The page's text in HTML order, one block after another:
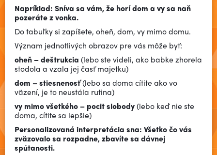
Napríklad: Sníva sa vám, že horí dom a vy sa naň
pozeráte z vonka.
Do tabuľky si zapíšete, oheň, dom, vy mimo domu.
Význam jednotlivých obrazov pre vás môže byť:
oheň – deštrukcia (lebo ste videli, ako babke zhorela
stodola a vzala jej časť majetku)
dom – stiesnenosť(lebo sa doma cítite ako vo
väzení, je to neustála rutina)
vy mimo všetkého – pocit slobody(lebo keď nie ste
doma, cítite sa lepšie)
Personalizovaná interpretácia sna: Všetko čo vás
zväzovalo sa rozpadne, zbavíte sa dávnej
spútanosti.